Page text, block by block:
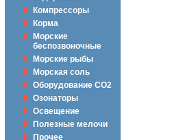
Компрессоры
Корма
Морские
беспозвоночные
Морские рыбы
Морская соль
Оборудование CO2
Озонаторы
Освещение
Полезные мелочи
Прочее